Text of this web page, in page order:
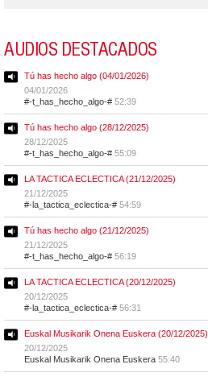
AUDIOS DESTACADOS
Tú has hecho algo (04/01/2026)
04/01/2026
#-t_has_hecho_algo-# 52:39
Tú has hecho algo (28/12/2025)
28/12/2025
#-t_has_hecho_algo-# 55:09
LA TACTICA ECLECTICA (21/12/2025)
21/12/2025
#-la_tactica_eclectica-# 54:59
Tú has hecho algo (21/12/2025)
21/12/2025
#-t_has_hecho_algo-# 56:19
LA TACTICA ECLECTICA (20/12/2025)
20/12/2025
#-la_tactica_eclectica-# 56:31
Euskal Musikarik Onena Euskera (20/12/2025)
20/12/2025
Euskal Musikarik Onena Euskera 55:40